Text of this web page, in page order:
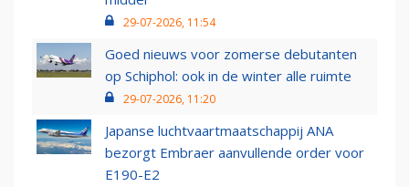
29-07-2026, 11:54
Goed nieuws voor zomerse debutanten
op Schiphol: ook in de winter alle ruimte
29-07-2026, 11:20
Japanse luchtvaartmaatschappij ANA
bezorgt Embraer aanvullende order voor
E190-E2